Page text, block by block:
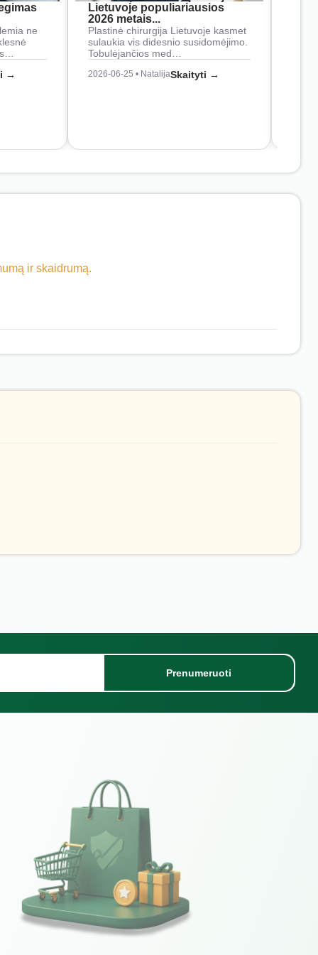
ne
→
Lietuvoje populiariausios
2026 metais...
Plastinė chirurgija Lietuvoje kasmet
sulaukia vis didesnio susidomėjimo.
Tobulėjančios med…
2026-06-25 • NatalijaSkaityti →
ir skaidrumą.
Prenumeruoti